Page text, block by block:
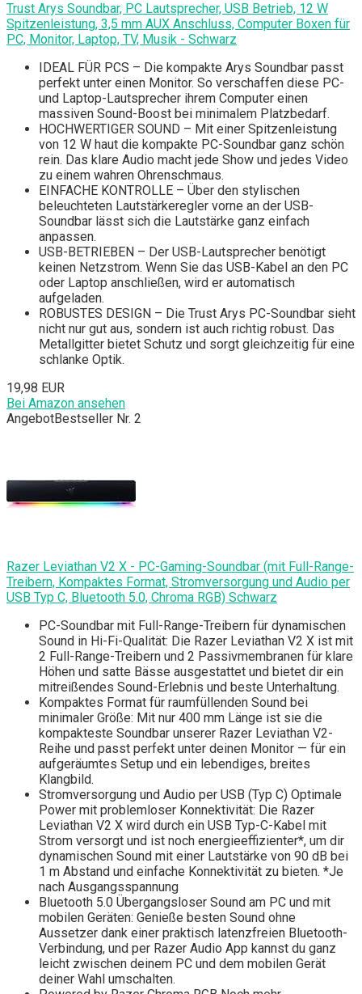
Trust Arys Soundbar, PC Lautsprecher, USB Betrieb, 12 W
Spitzenleistung, 3,5 mm AUX Anschluss, Computer Boxen für
PC, Monitor, Laptop, TV, Musik - Schwarz
IDEAL FÜR PCS – Die kompakte Arys Soundbar passt
perfekt unter einen Monitor. So verschaffen diese PC-
und Laptop-Lautsprecher ihrem Computer einen
massiven Sound-Boost bei minimalem Platzbedarf.
HOCHWERTIGER SOUND – Mit einer Spitzenleistung
von 12 W haut die kompakte PC-Soundbar ganz schön
rein. Das klare Audio macht jede Show und jedes Video
zu einem wahren Ohrenschmaus.
EINFACHE KONTROLLE – Über den stylischen
beleuchteten Lautstärkeregler vorne an der USB-
Soundbar lässt sich die Lautstärke ganz einfach
anpassen.
USB-BETRIEBEN – Der USB-Lautsprecher benötigt
keinen Netzstrom. Wenn Sie das USB-Kabel an den PC
oder Laptop anschließen, wird er automatisch
aufgeladen.
ROBUSTES DESIGN – Die Trust Arys PC-Soundbar sieht
nicht nur gut aus, sondern ist auch richtig robust. Das
Metallgitter bietet Schutz und sorgt gleichzeitig für eine
schlanke Optik.
19,98 EUR
Bei Amazon ansehen
AngebotBestseller Nr. 2
Razer Leviathan V2 X - PC-Gaming-Soundbar (mit Full-Range-
Treibern, Kompaktes Format, Stromversorgung und Audio per
USB Typ C, Bluetooth 5.0, Chroma RGB) Schwarz
PC-Soundbar mit Full-Range-Treibern für dynamischen
Sound in Hi-Fi-Qualität: Die Razer Leviathan V2 X ist mit
2 Full-Range-Treibern und 2 Passivmembranen für klare
Höhen und satte Bässe ausgestattet und bietet dir ein
mitreißendes Sound-Erlebnis und beste Unterhaltung.
Kompaktes Format für raumfüllenden Sound bei
minimaler Größe: Mit nur 400 mm Länge ist sie die
kompakteste Soundbar unserer Razer Leviathan V2-
Reihe und passt perfekt unter deinen Monitor — für ein
aufgeräumtes Setup und ein lebendiges, breites
Klangbild.
Stromversorgung und Audio per USB (Typ C) Optimale
Power mit problemloser Konnektivität: Die Razer
Leviathan V2 X wird durch ein USB Typ-C-Kabel mit
Strom versorgt und ist noch energieeffizienter*, um dir
dynamischen Sound mit einer Lautstärke von 90 dB bei
1 m Abstand und einfache Konnektivität zu bieten. *Je
nach Ausgangsspannung
Bluetooth 5.0 Übergangsloser Sound am PC und mit
mobilen Geräten: Genieße besten Sound ohne
Aussetzer dank einer praktisch latenzfreien Bluetooth-
Verbindung, und per Razer Audio App kannst du ganz
leicht zwischen deinem PC und dem mobilen Gerät
deiner Wahl umschalten.